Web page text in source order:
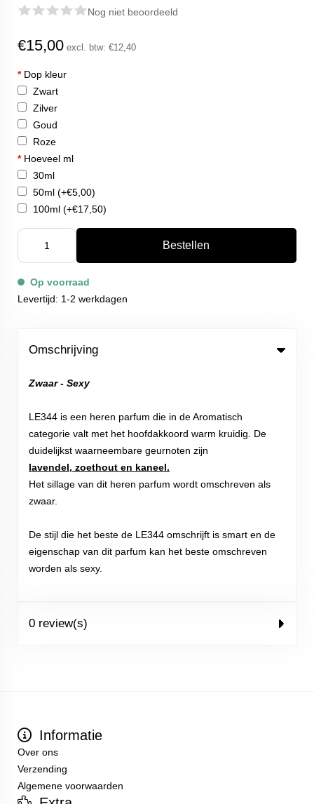
Nog niet beoordeeld
€15,00 excl. btw: €12,40
*Dop kleur
Zwart
Zilver
Goud
Roze
*Hoeveel ml
30ml
50ml (+€5,00)
100ml (+€17,50)
Bestellen
Op voorraad
Levertijd: 1-2 werkdagen
Omschrijving
Zwaar - Sexy
LE344 is een heren parfum die in de Aromatisch
categorie valt met het hoofdakkoord warm kruidig. De
duidelijkst waarneembare geurnoten zijn
lavendel, zoethout en kaneel.
Het sillage van dit heren parfum wordt omschreven als
zwaar.
De stijl die het beste de LE344 omschrijft is smart en de
eigenschap van dit parfum kan het beste omschreven
worden als sexy.
0 review(s)
Informatie
Over ons
Verzending
Algemene voorwaarden